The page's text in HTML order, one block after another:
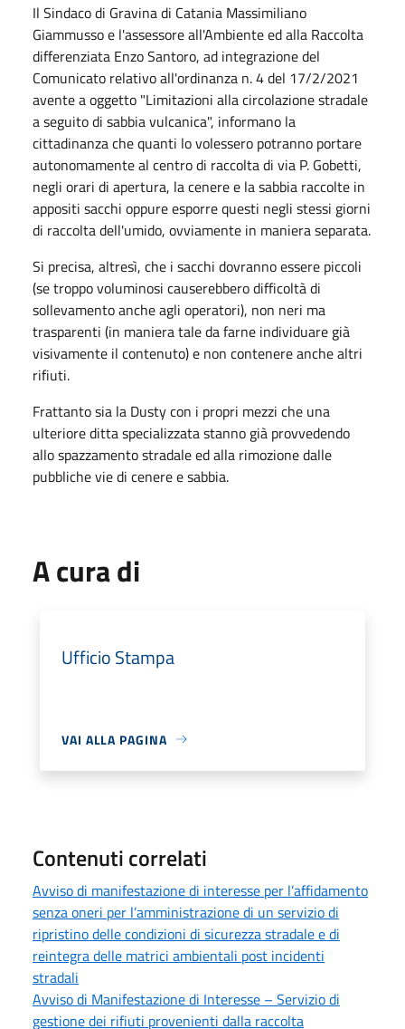
Il Sindaco di Gravina di Catania Massimiliano
Giammusso e l'assessore all'Ambiente ed alla Raccolta
differenziata Enzo Santoro, ad integrazione del
Comunicato relativo all'ordinanza n. 4 del 17/2/2021
avente a oggetto "Limitazioni alla circolazione stradale
a seguito di sabbia vulcanica", informano la
cittadinanza che quanti lo volessero potranno portare
autonomamente al centro di raccolta di via P. Gobetti,
negli orari di apertura, la cenere e la sabbia raccolte in
appositi sacchi oppure esporre questi negli stessi giorni
di raccolta dell'umido, ovviamente in maniera separata.
Si precisa, altresì, che i sacchi dovranno essere piccoli
(se troppo voluminosi causerebbero difficoltà di
sollevamento anche agli operatori), non neri ma
trasparenti (in maniera tale da farne individuare già
visivamente il contenuto) e non contenere anche altri
rifiuti.
Frattanto sia la Dusty con i propri mezzi che una
ulteriore ditta specializzata stanno già provvedendo
allo spazzamento stradale ed alla rimozione dalle
pubbliche vie di cenere e sabbia.
A cura di
Ufficio Stampa
VAI ALLA PAGINA
Contenuti correlati
Avviso di manifestazione di interesse per l’affidamento
senza oneri per l’amministrazione di un servizio di
ripristino delle condizioni di sicurezza stradale e di
reintegra delle matrici ambientali post incidenti
stradali
Avviso di Manifestazione di Interesse – Servizio di
gestione dei rifiuti provenienti dalla raccolta